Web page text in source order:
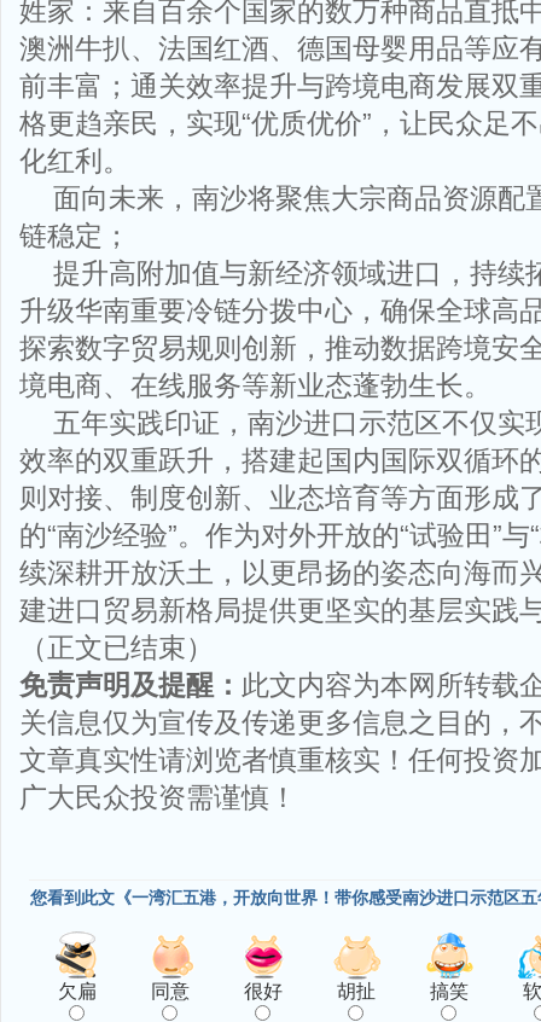
姓家：来自百余个国家的数万种商品直抵
澳洲牛扒、法国红酒、德国母婴用品等应
前丰富；通关效率提升与跨境电商发展双
格更趋亲民，实现“优质优价”，让民众足
化红利。
面向未来，南沙将聚焦大宗商品资源配
链稳定；
提升高附加值与新经济领域进口，持续
升级华南重要冷链分拨中心，确保全球高
探索数字贸易规则创新，推动数据跨境安
境电商、在线服务等新业态蓬勃生长。
五年实践印证，南沙进口示范区不仅实
效率的双重跃升，搭建起国内国际双循环
则对接、制度创新、业态培育等方面形成
的“南沙经验”。作为对外开放的“试验田”
续深耕开放沃土，以更昂扬的姿态向海而
建进口贸易新格局提供更坚实的基层实践
（正文已结束）
免责声明及提醒： 此文内容为本网所转载
关信息仅为宣传及传递更多信息之目的，
文章真实性请浏览者慎重核实！任何投资
广大民众投资需谨慎！
您看到此文《一湾汇五港，开放向世界！带你感受南沙进口示范区
欠扁 同意 很好 胡扯 搞笑